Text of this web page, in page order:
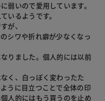
弱いので愛用しています。
いるようです。
が、
シワや折れ癖が少なくなっ
りました。個人的には以前
く、白っぽく変わったた
うに目立つことで全体の印
人的にはもう買うのを止め